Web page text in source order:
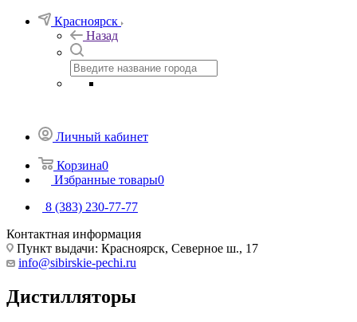
Красноярск
Назад
Личный кабинет
Корзина0
Избранные товары0
8 (383) 230-77-77
Контактная информация
Пункт выдачи: Красноярск, Северное ш., 17
info@sibirskie-pechi.ru
Дистилляторы